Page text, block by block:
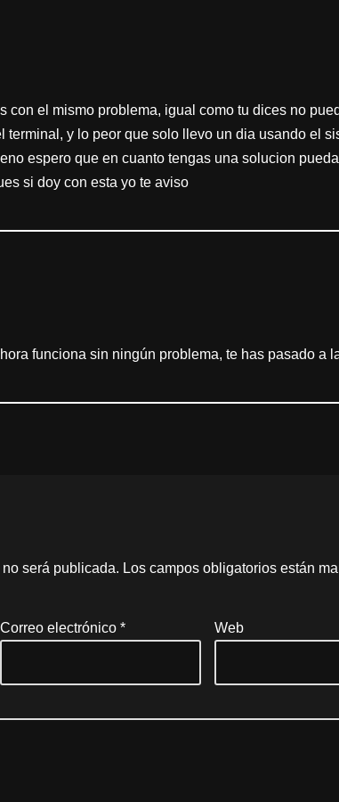
con el mismo problema, igual como tu dices no
terminal, y lo peor que solo llevo un dia usando el
espero que en cuanto tengas una solucion
si doy con esta yo te aviso
funciona sin ningún problema, te has pasado a
será publicada. Los campos obligatorios están
Correo electrónico * Web